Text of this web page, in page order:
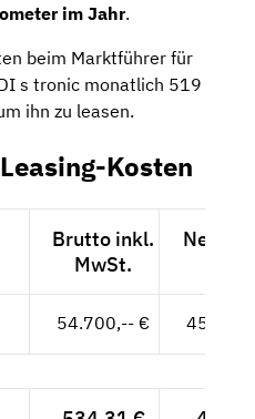
im Jahr.
beim Marktführer für
s tronic monatlich 519
ihn zu leasen.
Kosten
Brutto inkl.
MwSt.
Netto
54.700,-- €